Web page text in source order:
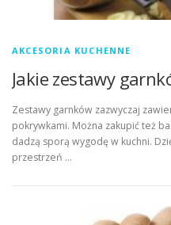
AKCESORIA KUCHENNE
Jakie zestawy
Zestawy garnków zazwyczaj
pokrywkami. Można zakupić też
dadzą sporą wygodę w kuchni.
przestrzeń …